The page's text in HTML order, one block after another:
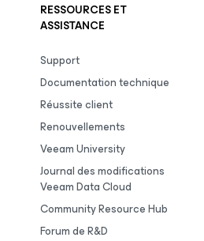
RESSOURCES ET
ASSISTANCE
Support
Documentation technique
Réussite client
Renouvellements
Veeam University
Journal des modifications
Veeam Data Cloud
Community Resource Hub
Forum de R&D